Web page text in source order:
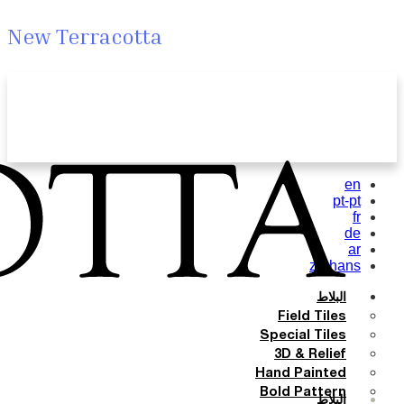
New Terracotta
البلاط
en
pt-pt
fr
de
ar
zh-hans
البلاط
Field Tiles
Special Tiles
3D & Relief
Hand Painted
Bold Pattern